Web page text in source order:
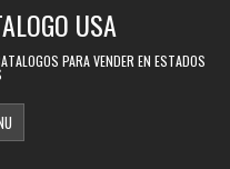
USA
PARA VENDER EN ESTADOS